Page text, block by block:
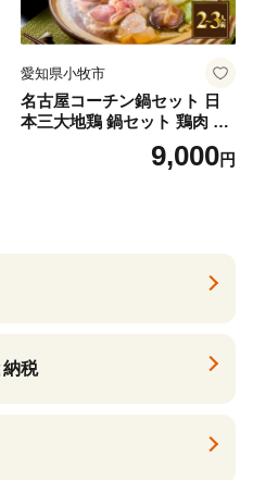
愛知県小牧市
名古屋コーチン鍋セット 日
本三大地鶏 鍋セット 鶏肉 も
も肉 肉団子 鍋料理9,000円
税